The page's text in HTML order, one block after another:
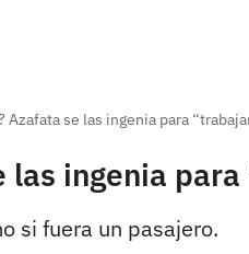
Azafata se las ingenia para
las ingenia
si fuera un pasajero.